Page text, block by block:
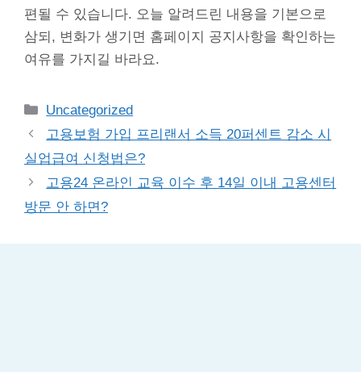
편될 수 있습니다. 오늘 알려드린 내용을 기본으로
삼되, 변화가 생기면 홈페이지 공지사항을 확인하는
여유를 가지길 바라요.
Categories
Uncategorized
고용보험 가입 프리랜서 소득 20퍼센트 감소 시
실업급여 신청법은?
고용24 온라인 교육 이수 후 14일 이내 고용센터
방문 안 하면?